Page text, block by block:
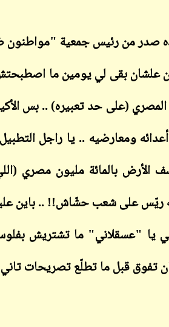
صدر من رئيس جمعية "مواطنون
علشان بقى لي يومين ما
(على حد تعبيره) .. بس
ومعارضيه .. يا راجل
الأرض بالمائة مليون مصري
ريّس على شعب حشّاش!! .. باين
يا "عسقلاني" ما تشتريش
تفوق قبل ما تطلّع تصريحات